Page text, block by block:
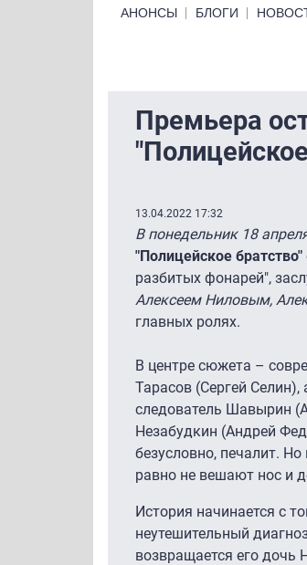
Primary links bottom
АНОНСЫ БЛОГИ
Премьера
13.04.2022 17:32
В понедельник 18
"Полицейское братство"
разбитых фонарей",
Алексеем Ниловым,
главных ролях.
В центре сюжета –
Тарасов (Сергей Селин),
следователь Шавырин
Незабудкин (Андрей
безусловно, печалит.
равно не вешают нос и
История начинается с
неутешительный
возвращается его